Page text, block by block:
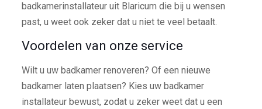
badkamerinstallateur uit Blaricum die bij u wensen
past, u weet ook zeker dat u niet te veel betaalt.
Voordelen van onze service
Wilt u uw badkamer renoveren? Of een nieuwe
badkamer laten plaatsen? Kies uw badkamer
installateur bewust, zodat u zeker weet dat u een